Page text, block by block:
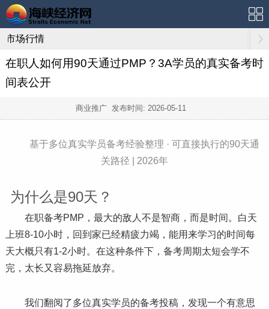
市场行情
在职人如何用90天通过PMP？3A学员的真实备考时
间表公开
商业推广 发布时间: 2026-05-11
基于多位真实学员备考经验整理 · 可直接执行的90天通
关路径 | 2026年
为什么是90天？
在职备考PMP，最大的敌人不是智商，而是时间。白天
上班8-10小时，回到家已经精疲力竭，能用来学习 的时间每
天大概只有1-2小时。在这种条件下，备考周期太短会学不
完，太长又容易拖延放弃。
我们翻阅了多位真实学员的备考投稿，发现一个有意思